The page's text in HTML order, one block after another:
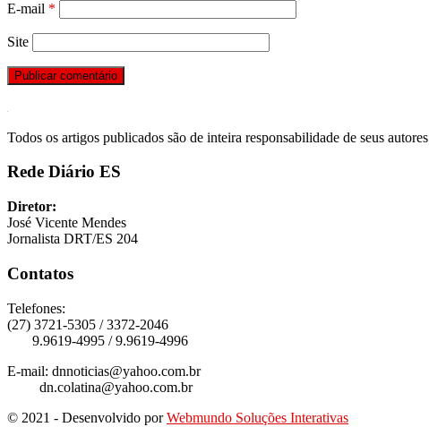
E-mail *
Site
Todos os artigos publicados são de inteira responsabilidade de seus autores
Rede Diário ES
Diretor:
José Vicente Mendes
Jornalista DRT/ES 204
Contatos
Telefones:
(27) 3721-5305 / 3372-2046
9.9619-4995 / 9.9619-4996
E-mail: dnnoticias@yahoo.com.br
dn.colatina@yahoo.com.br
© 2021 - Desenvolvido porWebmundo Soluções Interativas